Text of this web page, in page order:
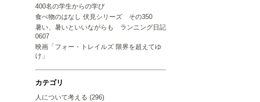
400名の学生からの学び
食べ物のはなし 伏見シリーズ その350
暑い、暑いといいながらも ランニング日記
0607
映画「フォー・トレイルズ 限界を超えてゆ
け」
カテゴリ
人について考える (296)